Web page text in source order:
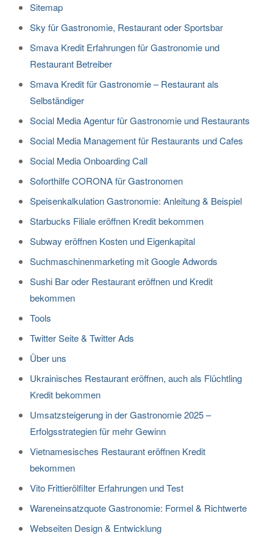
Sitemap
Sky für Gastronomie, Restaurant oder Sportsbar
Smava Kredit Erfahrungen für Gastronomie und
Restaurant Betreiber
Smava Kredit für Gastronomie – Restaurant als
Selbständiger
Social Media Agentur für Gastronomie und Restaurants
Social Media Management für Restaurants und Cafes
Social Media Onboarding Call
Soforthilfe CORONA für Gastronomen
Speisenkalkulation Gastronomie: Anleitung & Beispiel
Starbucks Filiale eröffnen Kredit bekommen
Subway eröffnen Kosten und Eigenkapital
Suchmaschinenmarketing mit Google Adwords
Sushi Bar oder Restaurant eröffnen und Kredit
bekommen
Tools
Twitter Seite & Twitter Ads
Über uns
Ukrainisches Restaurant eröffnen, auch als Flüchtling
Kredit bekommen
Umsatzsteigerung in der Gastronomie 2025 –
Erfolgsstrategien für mehr Gewinn
Vietnamesisches Restaurant eröffnen Kredit
bekommen
Vito Frittierölfilter Erfahrungen und Test
Wareneinsatzquote Gastronomie: Formel & Richtwerte
Webseiten Design & Entwicklung